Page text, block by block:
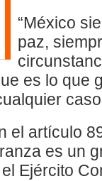
“México
paz,
es lo que
el artículo
es un
Ejército